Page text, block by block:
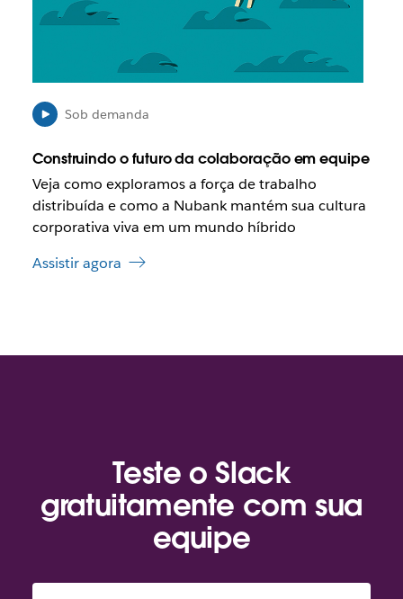
e
o
l
n
k
s
j
r
g
Sob demanda
Construindo o futuro da colaboração em equipe
Veja como exploramos a força de trabalho
distribuída e como a Nubank mantém sua cultura
corporativa viva em um mundo híbrido
Assistir agora
Teste o Slack
gratuitamente com sua
equipe